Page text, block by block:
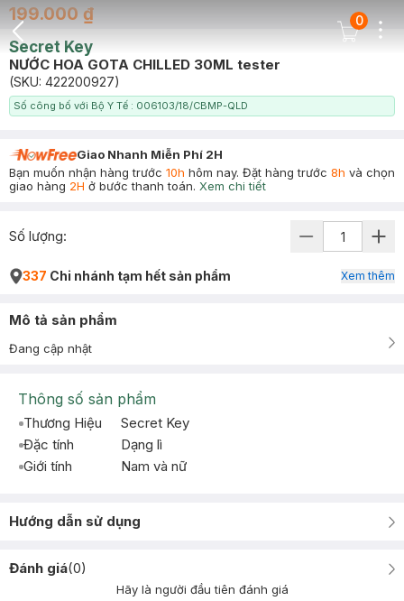
Back Icon
Cart Icon
0
199.000 ₫
Secret Key
NƯỚC HOA GOTA CHILLED 30ML tester
(SKU: 422200927)
Số công bố với Bộ Y Tế : 006103/18/CBMP-QLD
Giao Nhanh Miễn Phí 2H
Bạn muốn nhận hàng trước 10h hôm nay. Đặt hàng trước 8h và chọn
giao hàng 2H ở bước thanh toán. Xem chi tiết
Số lượng:
337 Chi nhánh tạm hết sản phẩm Xem thêm
Mô tả sản phẩm
Đang cập nhật
Thông số sản phẩm
Thương Hiệu
Secret Key
Đặc tính
Dạng lì
Giới tính
Nam và nữ
Hướng dẫn sử dụng
Đánh giá(0)
Hãy là người đầu tiên đánh giá